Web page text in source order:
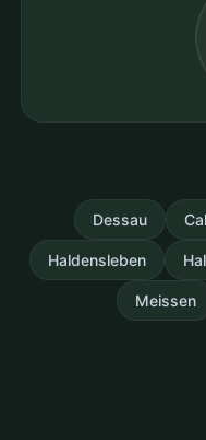
Dessau
Haldensleben
Meissen